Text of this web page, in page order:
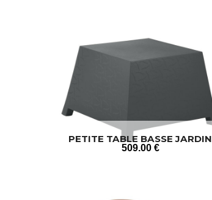
PETITE TABLE BASSE JARDIN
509.00 €